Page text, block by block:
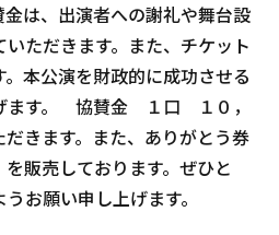
は、出演者への謝礼や舞台設
ただきます。また、チケット
本公演を財政的に成功させる
ます。 協賛金 １口 １０，
きます。また、ありがとう券
販売しております。ぜひと
お願い申し上げます。